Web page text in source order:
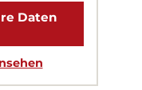
Daten